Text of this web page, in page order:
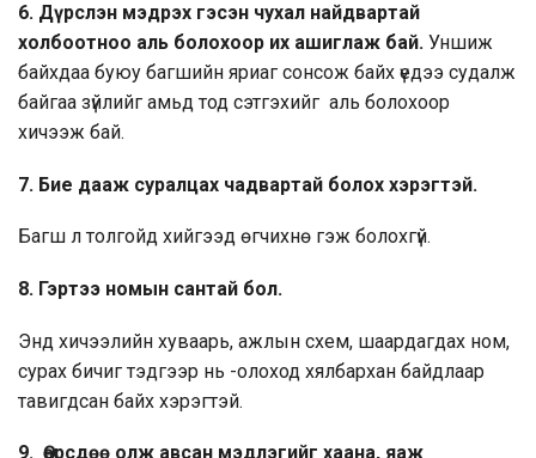
6. Дүрслэн мэдрэх гэсэн чухал найдвартай
холбоотноо аль болохоор их ашиглаж бай. Уншиж
байхдаа буюу багшийн яриаг сонсож байх үедээ судалж
байгаа зүйлийг амьд тод сэтгэхийг аль болохоор
хичээж бай.
7. Бие дааж суралцах чадвартай болох хэрэгтэй.
Багш л толгойд хийгээд өгчихнө гэж болохгүй.
8. Гэртээ номын сантай бол.
Энд хичээлийн хуваарь, ажлын схем, шаардагдах ном,
сурах бичиг тэдгээр нь -олоход хялбархан байдлаар
тавигдсан байх хэрэгтэй.
9. Өөрсдөө олж авсан мэдлэгийг хаана, яаж